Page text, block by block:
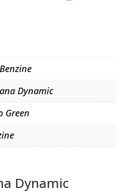
Dynamic
Green
Dynamic